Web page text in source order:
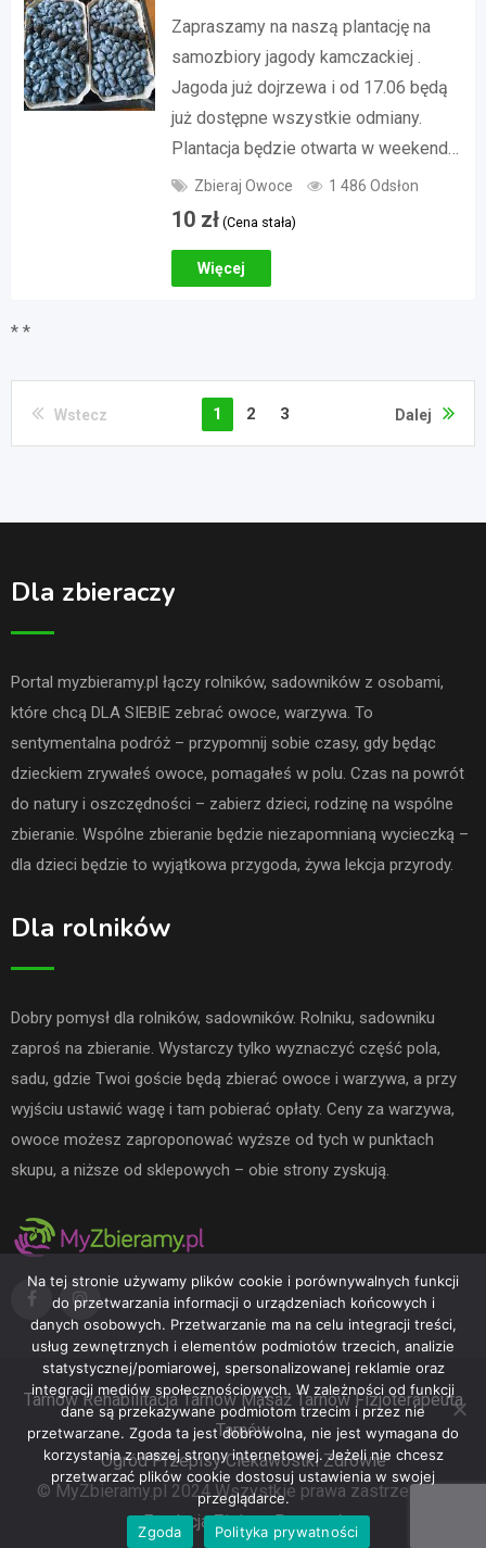
Zapraszamy na naszą plantację na
samozbiory jagody kamczackiej .
Jagoda już dojrzewa i od 17.06 będą
już dostępne wszystkie odmiany.
Plantacja będzie otwarta w weekend…
Zbieraj Owoce 1 486 Odsłon
10 zł (Cena stała)
Więcej
* *
Wstecz 1 2 3 Dalej
Dla zbieraczy
Portal myzbieramy.pl łączy rolników, sadowników z osobami,
które chcą DLA SIEBIE zebrać owoce, warzywa. To
sentymentalna podróż – przypomnij sobie czasy, gdy będąc
dzieckiem zrywałeś owoce, pomagałeś w polu. Czas na powrót
do natury i oszczędności – zabierz dzieci, rodzinę na wspólne
zbieranie. Wspólne zbieranie będzie niezapomnianą wycieczką –
dla dzieci będzie to wyjątkowa przygoda, żywa lekcja przyrody.
Dla rolników
Dobry pomysł dla rolników, sadowników. Rolniku, sadowniku
zaproś na zbieranie. Wystarczy tylko wyznaczyć część pola,
sadu, gdzie Twoi goście będą zbierać owoce i warzywa, a przy
wyjściu ustawić wagę i tam pobierać opłaty. Ceny za warzywa,
owoce możesz zaproponować wyższe od tych w punktach
skupu, a niższe od sklepowych – obie strony zyskują.
Tarnów Rehabilitacja Tarnów Masaż Tarnów Fizjoterapeuta
Tarnów
Ogród Przepisy Ciekawostki Zdrowie
© MyZbieramy.pl 2024 Wszystkie prawa zastrzeżone.
Fundacja Zielona Przystań
Na tej stronie używamy plików cookie i porównywalnych funkcji
do przetwarzania informacji o urządzeniach końcowych i
danych osobowych. Przetwarzanie ma na celu integracji treści,
usług zewnętrznych i elementów podmiotów trzecich, analizie
statystycznej/pomiarowej, spersonalizowanej reklamie oraz
integracji mediów społecznościowych. W zależności od funkcji
dane są przekazywane podmiotom trzecim i przez nie
przetwarzane. Zgoda ta jest dobrowolna, nie jest wymagana do
korzystania z naszej strony internetowej. Jeżeli nie chcesz
przetwarzać plików cookie dostosuj ustawienia w swojej
przeglądarce.
Zgoda
Polityka prywatności